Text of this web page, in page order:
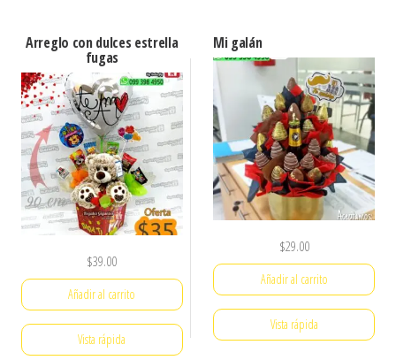
Arreglo con dulces estrella
fugas
$39.00
Añadir al carrito
Vista rápida
Mi galán
$29.00
Añadir al carrito
Vista rápida